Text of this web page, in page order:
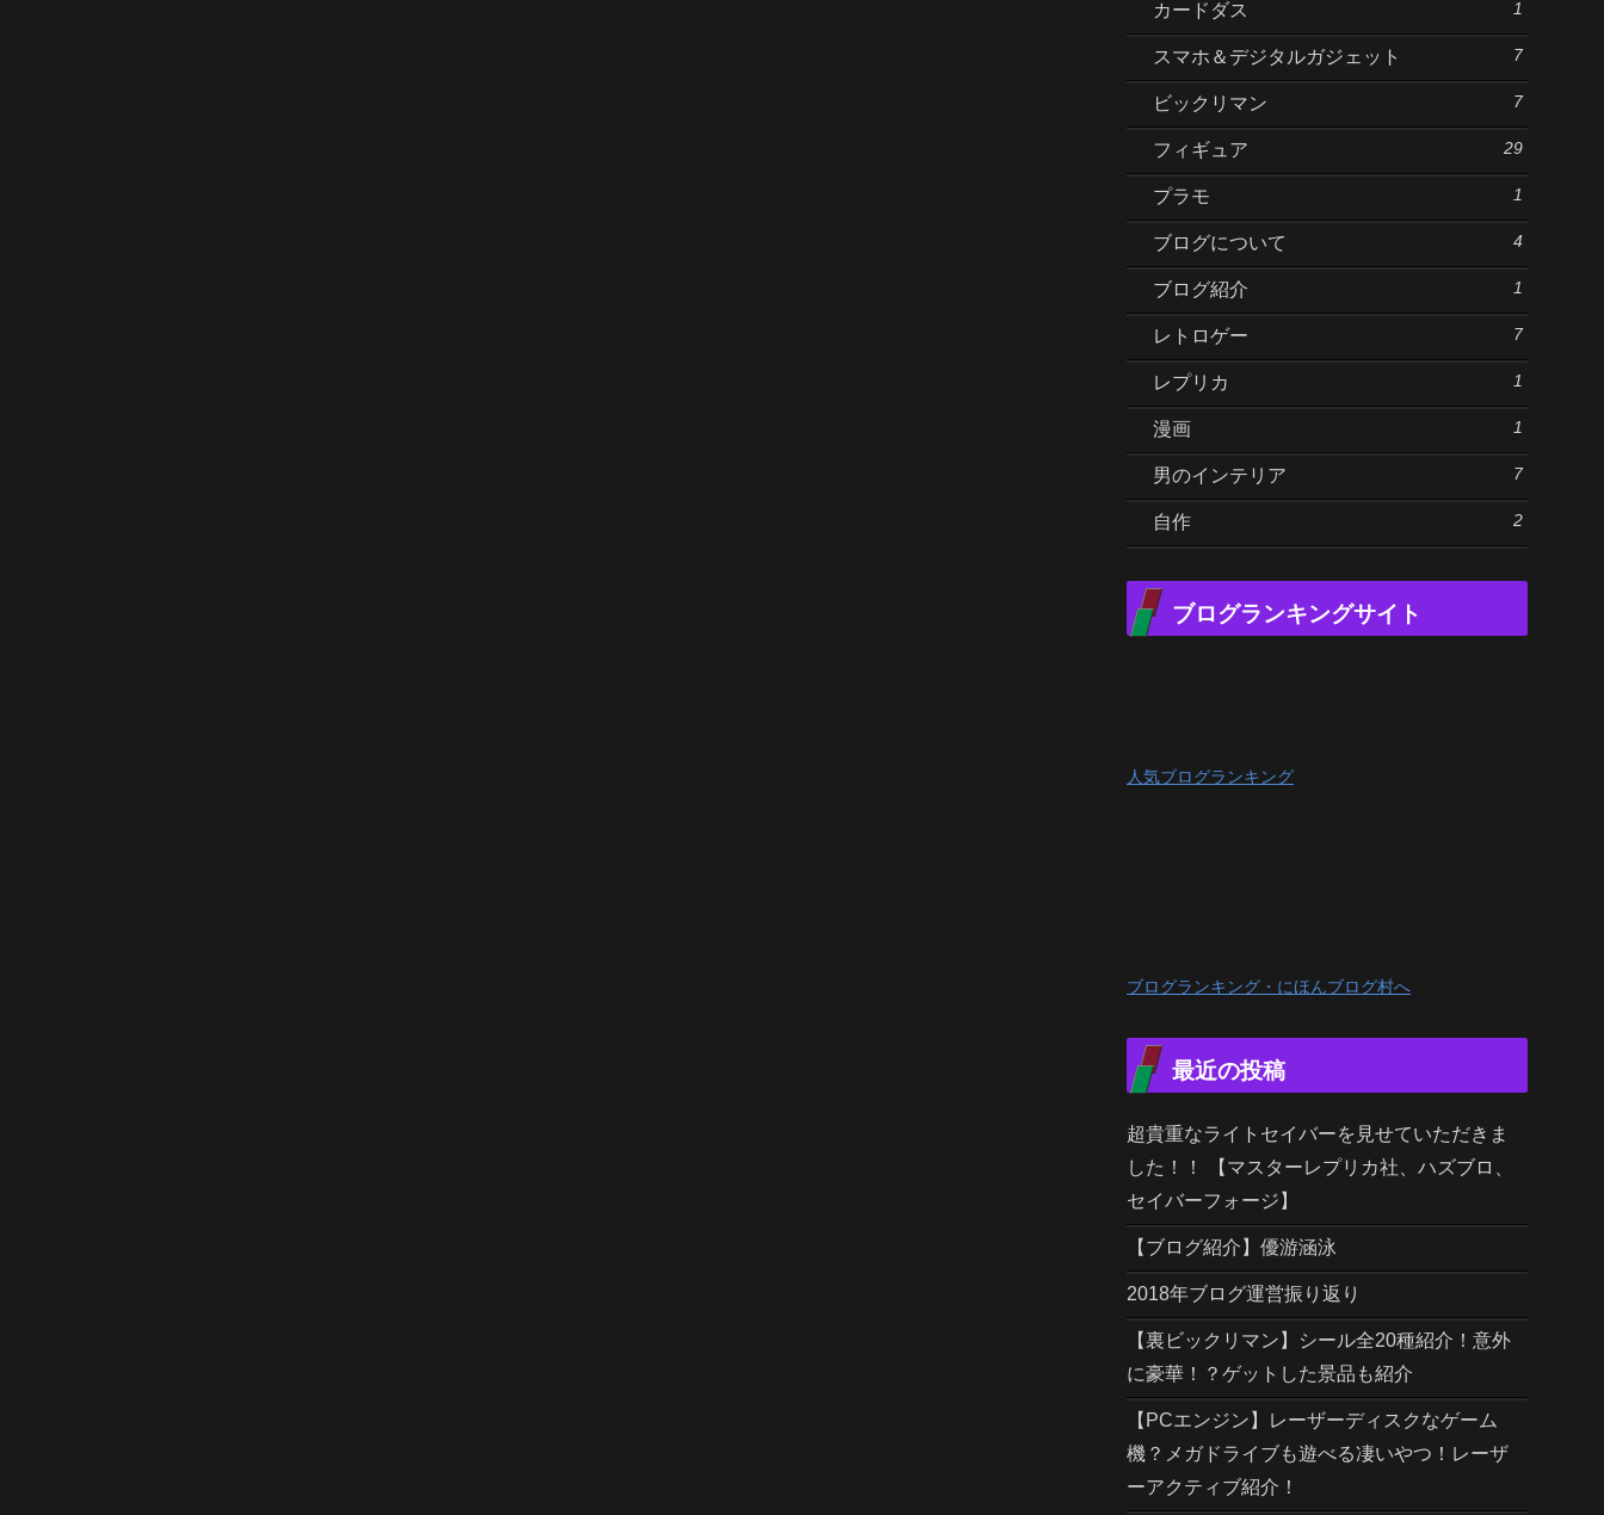
カードダス 1
スマホ＆デジタルガジェット 7
ビックリマン 7
フィギュア 29
プラモ 1
ブログについて 4
ブログ紹介 1
レトロゲー 7
レプリカ 1
漫画 1
男のインテリア 7
自作 2
ブログランキングサイト
人気ブログランキング
ブログランキング・にほんブログ村へ
最近の投稿
超貴重なライトセイバーを見せていただきま
した！！ 【マスターレプリカ社、ハズブロ、
セイバーフォージ】
【ブログ紹介】優游涵泳
2018年ブログ運営振り返り
【裏ビックリマン】シール全20種紹介！意外
に豪華！？ゲットした景品も紹介
【PCエンジン】レーザーディスクなゲーム
機？メガドライブも遊べる凄いやつ！レーザ
ーアクティブ紹介！